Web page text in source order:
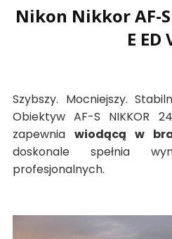
Nikon Nikkor AF-
E ED
Szybszy. Mocniejszy.
Obiektyw AF-S NIKKOR
zapewnia wiodącą w
doskonale spełnia
profesjonalnych.